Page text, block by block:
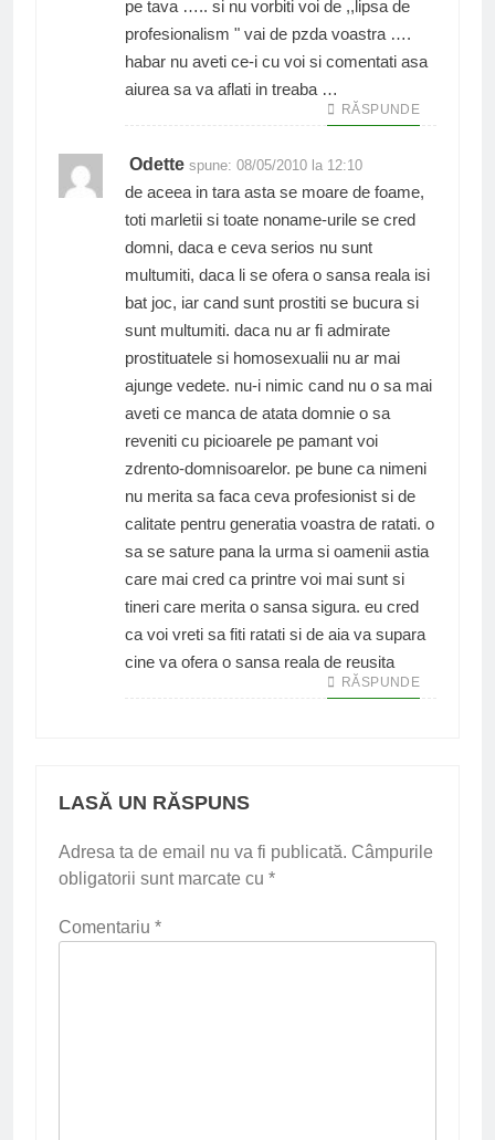
pe tava ….. si nu vorbiti voi de ,,lipsa de
profesionalism " vai de pzda voastra ….
habar nu aveti ce-i cu voi si comentati asa
aiurea sa va aflati in treaba …
RĂSPUNDE
Odette spune: 08/05/2010 la 12:10
de aceea in tara asta se moare de foame,
toti marletii si toate noname-urile se cred
domni, daca e ceva serios nu sunt
multumiti, daca li se ofera o sansa reala isi
bat joc, iar cand sunt prostiti se bucura si
sunt multumiti. daca nu ar fi admirate
prostituatele si homosexualii nu ar mai
ajunge vedete. nu-i nimic cand nu o sa mai
aveti ce manca de atata domnie o sa
reveniti cu picioarele pe pamant voi
zdrento-domnisoarelor. pe bune ca nimeni
nu merita sa faca ceva profesionist si de
calitate pentru generatia voastra de ratati. o
sa se sature pana la urma si oamenii astia
care mai cred ca printre voi mai sunt si
tineri care merita o sansa sigura. eu cred
ca voi vreti sa fiti ratati si de aia va supara
cine va ofera o sansa reala de reusita
RĂSPUNDE
LASĂ UN RĂSPUNS
Adresa ta de email nu va fi publicată. Câmpurile
obligatorii sunt marcate cu *
Comentariu *